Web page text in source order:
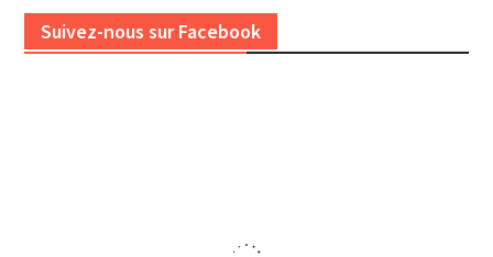
Suivez-nous sur Facebook